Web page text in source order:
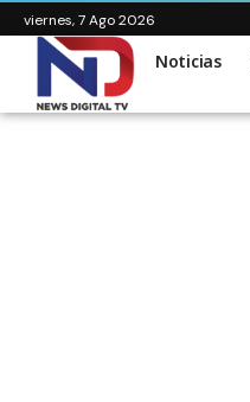
viernes, 7 Ago 2026
Noticias